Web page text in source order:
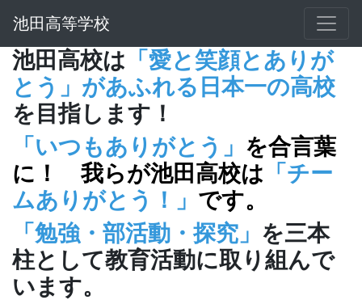
池田高等学校
池田高校は 「愛と笑顔とありが
とう」があふれる日本一の高校
を目指します！
「いつもありがとう」 を合言葉
に！ 我らが池田高校は 「チー
ムありがとう！」 です。
「勉強・部活動・探究」 を三本
柱として教育活動に取り組んで
います。